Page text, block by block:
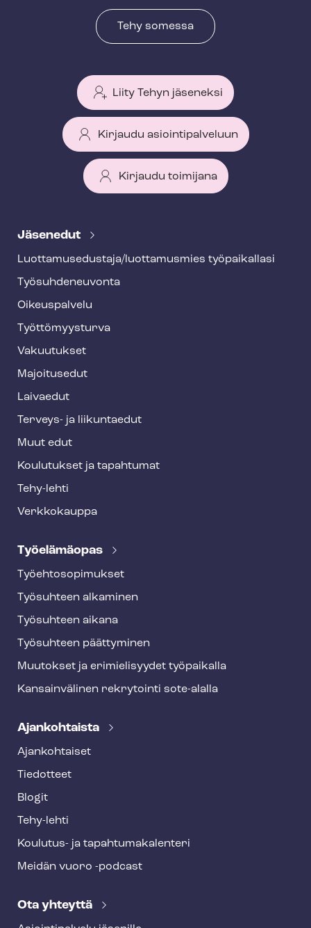
Tehy somessa
Liity Tehyn jäseneksi
Kirjaudu asiointipalveluun
Kirjaudu toimijana
e
f
o
o
t
e
Jäsenedut
Luot­ta­muse­dus­ta­ja/luottamusmies työpaikallasi
Työ­suh­de­neu­von­ta
Oikeuspalvelu
Työt­tö­myys­tur­va
Vakuutukset
Majoitusedut
Laivaedut
Terveys- ja liikuntaedut
Muut edut
Koulutukset ja tapahtumat
Tehy-lehti
Verkkokauppa
Työelämäopas
Työ­eh­to­so­pi­muk­set
Työsuhteen alkaminen
Työsuhteen aikana
Työsuhteen päättyminen
Muutokset ja erimielisyydet työpaikalla
Kansainvälinen rekrytointi sote-alalla
Ajankohtaista
Ajankohtaiset
Tiedotteet
Blogit
Tehy-lehti
Koulutus- ja ta­pah­tu­ma­ka­len­te­ri
Meidän vuoro -podcast
Ota yhteyttä